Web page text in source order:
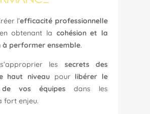
l’efficacité professionnelle
en obtenant la cohésion et la
performer ensemble.
les secrets des
haut niveau pour libérer le
vos équipes dans les
fort enjeu.